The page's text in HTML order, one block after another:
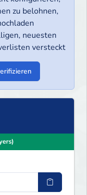
zu belohnen,
neuesten
versteckt